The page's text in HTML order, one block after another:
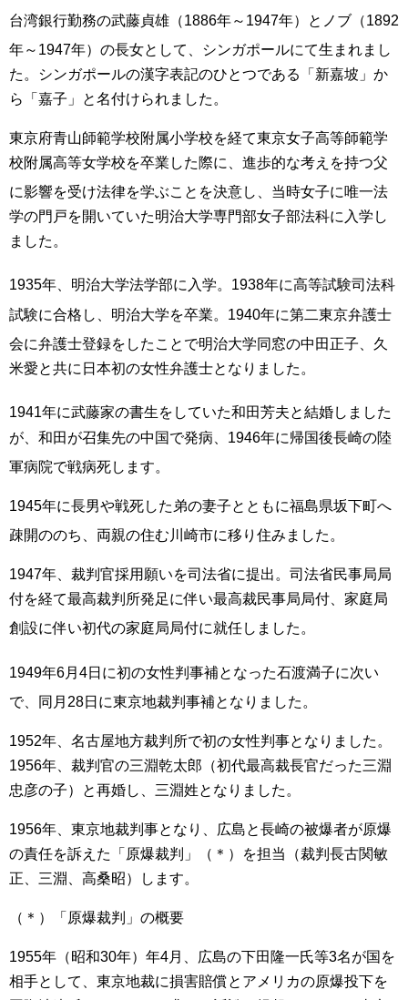
台湾銀行勤務の武藤貞雄（1886年～1947年）とノブ（1892
年～1947年）の長女として、シンガポールにて生まれまし
た。シンガポールの漢字表記のひとつである「新嘉坡」か
ら「嘉子」と名付けられました。
東京府青山師範学校附属小学校を経て東京女子高等師範学
校附属高等女学校を卒業した際に、進歩的な考えを持つ父
に影響を受け法律を学ぶことを決意し
、当時女子に唯一法
学の門戸を開いていた明治大学専門部女子部法科に入学し
ました。
1935年、明治大学法学部に入学。1938年に高等試験司法科
試験に合格し
、明治大学を卒業。1940年に第二東京弁護士
会に弁護士登録をした ことで明治大学同窓の中田正子、久
米愛と共に日本初の女性弁護士となりました。
1941年に武藤家の書生をしていた和田芳夫と結婚しました
が、和田が召集先の中国で発病、1946年に帰国後長崎の陸
軍病院で戦病死します。
1945年に長男や戦死した弟の妻子とともに福島県坂下町へ
疎開ののち、両親の住む川崎市に移り住みました。
1947年、裁判官採用願いを司法省に提出。司法省民事局局
付を経て最高裁判所発足に伴い最高裁民事局局付、家庭局
創設に伴い初代の家庭局局付に就任しました。
1949年6月4日に初の女性判事補となった石渡満子に次い
で、同月28日に東京地裁判事補となりました 。
1952年、名古屋地方裁判所で初の女性判事となりました。
1956年、裁判官の三淵乾太郎（初代最高裁長官だった三淵
忠彦の子）と再婚し、三淵姓となりました。
1956年、東京地裁判事となり、広島と長崎の被爆者が原爆
の責任を訴えた「原爆裁判」（＊）を担当（裁判長古関敏
正、三淵、高桑昭）します。
（＊）「原爆裁判」の概要
1955年（昭和30年）年4月、広島の下田隆一氏等3名が国を
相手として、東京地裁に損害賠償とアメリカの原爆投下を